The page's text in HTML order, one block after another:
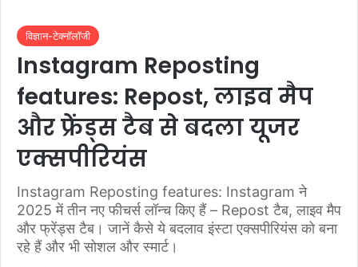
विज्ञान-टेक्नॉलॉजी
Instagram Reposting
features: Repost, लाइव मैप
और फ्रेंड्स टैब से बदला यूजर
एक्सपीरियंस
Instagram Reposting features: Instagram ने
2025 में तीन नए फीचर्स लॉन्च किए हैं – Repost टैब, लाइव मैप
और फ्रेंड्स टैब। जानें कैसे ये बदलाव इंस्टा एक्सपीरियंस को बना
रहे हैं और भी सोशल और स्मार्ट।